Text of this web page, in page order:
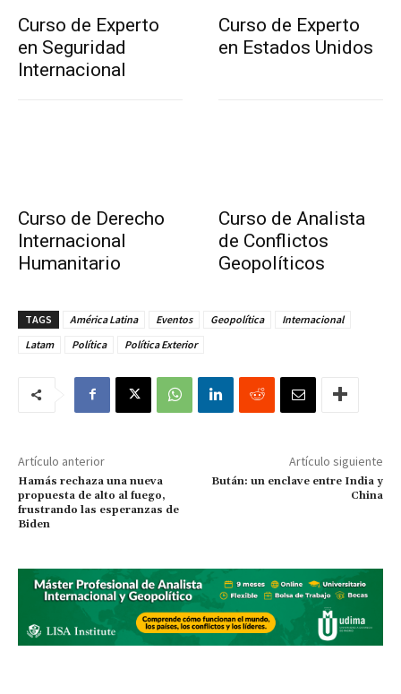
Curso de Experto
en Seguridad
Internacional
Curso de Experto
en Estados Unidos
Curso de Derecho
Internacional
Humanitario
Curso de Analista
de Conflictos
Geopolíticos
TAGS América Latina Eventos Geopolítica
Internacional
Latam
Política Política Exterior
Artículo anterior
Hamás rechaza una nueva
propuesta de alto al fuego,
frustrando las esperanzas de
Biden
Artículo siguiente
Bután: un enclave entre India y
China